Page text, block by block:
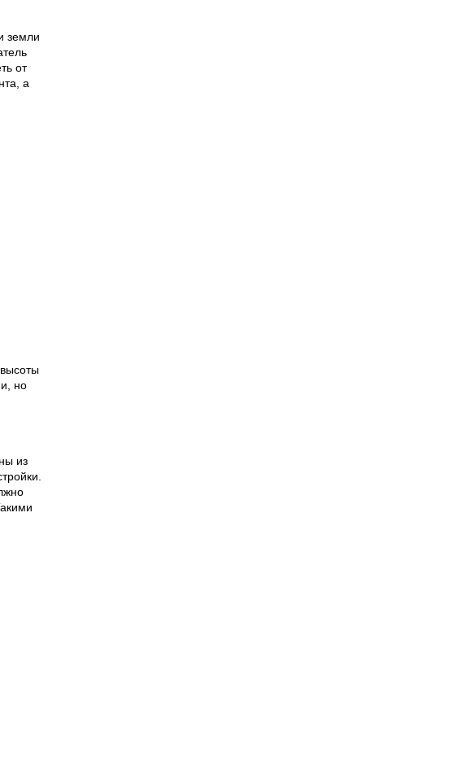
земли
от
а
но
из